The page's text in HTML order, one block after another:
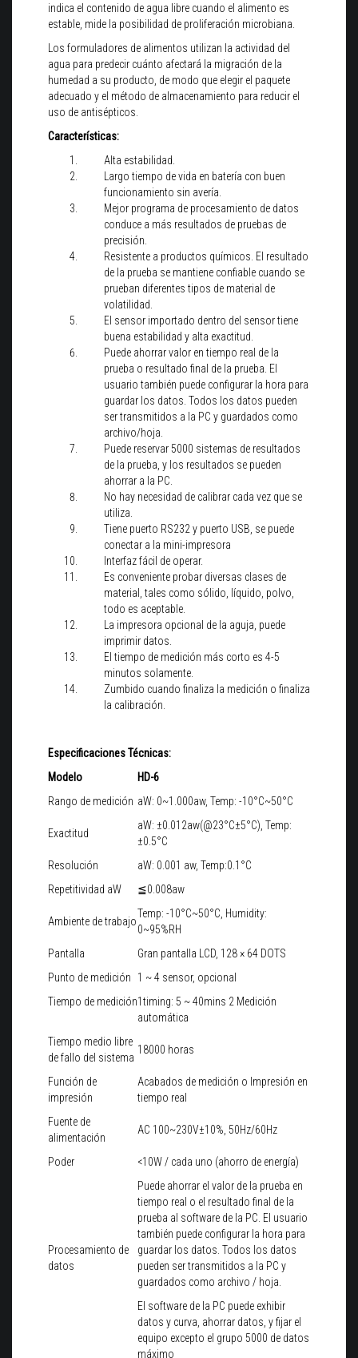
indica el contenido de agua libre cuando el alimento es
estable, mide la posibilidad de proliferación microbiana.
Los formuladores de alimentos utilizan la actividad del
agua para predecir cuánto afectará la migración de la
humedad a su producto, de modo que elegir el paquete
adecuado y el método de almacenamiento para reducir el
uso de antisépticos.
Características:
Alta estabilidad.
Largo tiempo de vida en batería con buen
funcionamiento sin avería.
Mejor programa de procesamiento de datos
conduce a más resultados de pruebas de
precisión.
Resistente a productos químicos. El resultado
de la prueba se mantiene confiable cuando se
prueban diferentes tipos de material de
volatilidad.
El sensor importado dentro del sensor tiene
buena estabilidad y alta exactitud.
Puede ahorrar valor en tiempo real de la
prueba o resultado final de la prueba. El
usuario también puede configurar la hora para
guardar los datos. Todos los datos pueden
ser transmitidos a la PC y guardados como
archivo/hoja.
Puede reservar 5000 sistemas de resultados
de la prueba, y los resultados se pueden
ahorrar a la PC.
No hay necesidad de calibrar cada vez que se
utiliza.
Tiene puerto RS232 y puerto USB, se puede
conectar a la mini-impresora
Interfaz fácil de operar.
Es conveniente probar diversas clases de
material, tales como sólido, líquido, polvo,
todo es aceptable.
La impresora opcional de la aguja, puede
imprimir datos.
El tiempo de medición más corto es 4-5
minutos solamente.
Zumbido cuando finaliza la medición o finaliza
la calibración.
Especificaciones Técnicas:
Modelo
HD-6
Rango de medición aW: 0~1.000aw, Temp: -10°C~50°C
Exactitud
aW: ±0.012aw(@23°C±5°C), Temp:
±0.5°C
Resolución
aW: 0.001 aw, Temp:0.1°C
Repetitividad aW
≦0.008aw
Ambiente de trabajo
Temp: -10°C~50°C, Humidity:
0~95%RH
Pantalla
Gran pantalla LCD, 128 × 64 DOTS
Punto de medición
1 ~ 4 sensor, opcional
Tiempo de medición1timing: 5 ~ 40mins 2 Medición
automática
Tiempo medio libre
de fallo del sistema
18000 horas
Función de
impresión
Acabados de medición o Impresión en
tiempo real
Fuente de
alimentación
AC 100~230V±10%, 50Hz/60Hz
Poder <10W / cada uno (ahorro de energía)
Procesamiento de
datos
Puede ahorrar el valor de la prueba en
tiempo real o el resultado final de la
prueba al software de la PC. El usuario
también puede configurar la hora para
guardar los datos. Todos los datos
pueden ser transmitidos a la PC y
guardados como archivo / hoja.
El software de la PC puede exhibir
datos y curva, ahorrar datos, y fijar el
equipo excepto el grupo 5000 de datos
máximo